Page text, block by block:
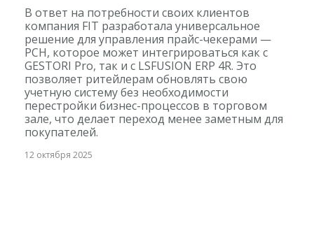
В ответ на потребности своих клиентов
компания FIT разработала универсальное
решение для управления прайс-чекерами —
PCH, которое может интегрироваться как с
GESTORI Pro, так и с LSFUSION ERP 4R. Это
позволяет ритейлерам обновлять свою
учетную систему без необходимости
перестройки бизнес-процессов в торговом
зале, что делает переход менее заметным для
покупателей.
12 октября 2025